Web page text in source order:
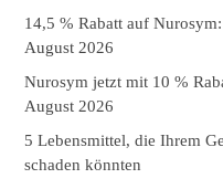
14,5 % Rabatt auf
August 2026
Nurosym jetzt mit 10 %
August 2026
5 Lebensmittel, die Ihrem
schaden könnten